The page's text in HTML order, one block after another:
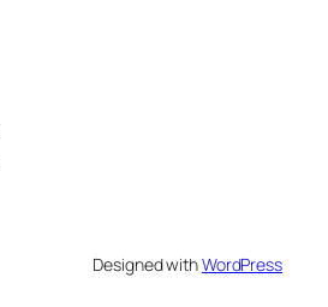
Designed withWordPress